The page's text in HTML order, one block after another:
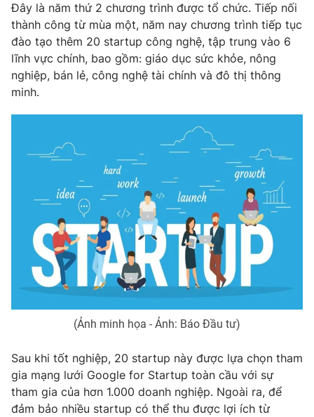
Hậu trường
Nhân vật
Khán giả
Giải sao mai
Điện ảnh
Âm nhạc
Sao
Đời sống
Du lịch
Làm đẹp
Giáo dục
Công nghệ
Hitech Công nghệ tương lai
Thị trường
Tư vấn
Giao lưu trực tuyến
Lịch phát sóng
Chuyên mục khác
Emagazine Podcast
Infographic
Video Shorts video
VTV Money VTV Thể thao
Đây là năm thứ 2 chương trình được tổ chức. Tiếp nối
thành công từ mùa một, năm nay chương trình tiếp tục
đào tạo thêm 20 startup công nghệ, tập trung vào 6
lĩnh vực chính, bao gồm: giáo dục sức khỏe, nông
nghiệp, bán lẻ, công nghệ tài chính và đô thị thông
minh.
(Ảnh minh họa - Ảnh: Báo Đầu tư)
Sau khi tốt nghiệp, 20 startup này được lựa chọn tham
gia mạng lưới Google for Startup toàn cầu với sự
tham gia của hơn 1.000 doanh nghiệp. Ngoài ra, để
đảm bảo nhiều startup có thể thu được lợi ích từ